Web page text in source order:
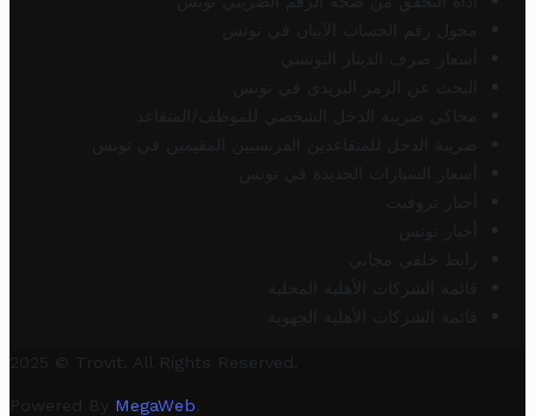
محول رقم الحساب الآيبان في تونس
أسعار صرف الدينار التونسي
البحث عن الرمز البريدي في تونس
محاكي ضريبة الدخل الشخصي للموظف/المتقاعد
ضريبة الدخل للمتقاعدين الفرنسيين المقيمين في تونس
أسعار السيارات الجديدة في تونس
أخبار تروفيت
أخبار تونس
رابط خلفي مجاني
قائمة الشركات الأهلية المحلية
قائمة الشركات الأهلية الجهوية
2025 © Trovit. All Rights Reserved.
Powered By MegaWeb